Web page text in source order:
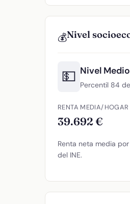
💰Nivel
💵 Nivel
Percentil 84
RENTA MEDIA/HOGAR
39.692 €
Renta neta media
del INE.